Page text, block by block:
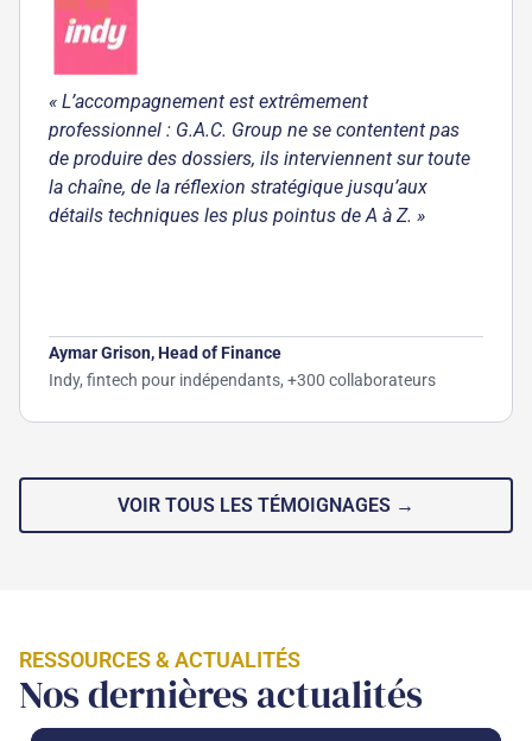
« L’accompagnement est extrêmement
professionnel : G.A.C. Group ne se contentent pas
de produire des dossiers, ils interviennent sur toute
la chaîne, de la réflexion stratégique jusqu’aux
détails techniques les plus pointus de A à Z. »
Aymar Grison, Head of Finance
Indy, fintech pour indépendants, +300 collaborateurs
VOIR TOUS LES TÉMOIGNAGES →
RESSOURCES & ACTUALITÉS
Nos dernières actualités